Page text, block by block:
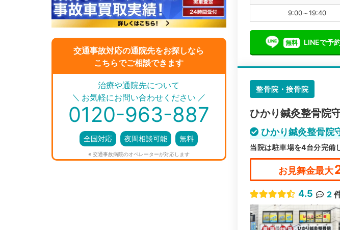
交通事故対応の通院先をお探しなら
こちらでご相談できます
＼ ／
治療や通院先について
お気軽にお問い合わせください
0120-963-887
全国対応 夜間相談可能 無料
※ 交通事故病院のオペレーターが対応します
9:00～19:40
無料 LINEで予
整骨院・接骨院
ひかり鍼灸整骨院
ひかり鍼灸整骨院
当院は駐車場を4台分完備
お見舞金最大
4.5 2